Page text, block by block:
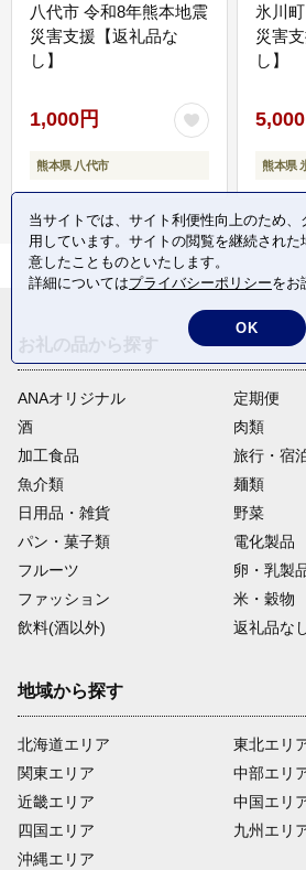
八代市 令和8年熊本地震
災害支援【返礼品な
し】
1,000円
熊本県 八代市
氷川
災害
し】
熊本県
ANAオリジナル
定期便
酒
肉類
加工食品
旅行・宿
魚介類
麺類
日用品・雑貨
野菜
パン・菓子類
電化製品
フルーツ
卵・乳製
ファッション
米・穀物
飲料(酒以外)
返礼品な
地域から探す
北海道エリア
関東エリア
近畿エリア
四国エリア
沖縄エリア
東北エリ
中部エリ
中国エリ
九州エリ
当サイトでは、サイト利便性向上のため
用しています。サイトの閲覧を継続された
意したことものといたします。
詳細についてはプライバシーポリシーをお
OK